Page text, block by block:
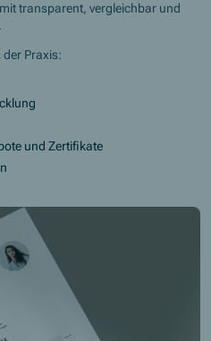
transparent, vergleichbar und
Praxis:
und Zertifikate